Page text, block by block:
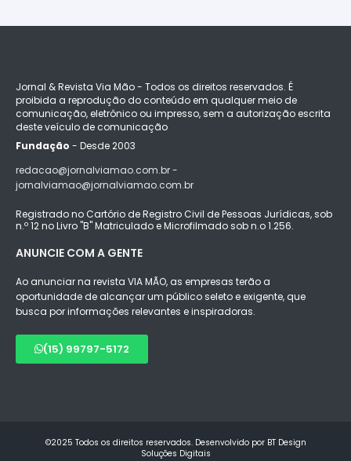
Jornal & Revista Via Mão - Todos os direitos reservados. É
proibida a reprodução do conteúdo em qualquer meio de
comunicação, eletrônico ou impresso, sem a autorização escrita
deste veículo de comunicação
Fundação - Desde 2003
redacao@jornalviamao.com.br -
jornalviamao@jornalviamao.com.br
Registrado no Cartório de Registro Civil de Pessoas Jurídicas, sob
n.º 12 no Livro "B" Matriculado e Microfilmado sob n.o 1.256.
ANUNCIE COM A GENTE
Ao anunciar na revista VIA MÃO, as empresas terão a
oportunidade de alcançar um público seleto e exigente, que
busca por informações relevantes e inspiradoras.
(15) 99797-5172
©2025 Todos os direitos reservados. Desenvolvido por BT Design
Soluções Digitais